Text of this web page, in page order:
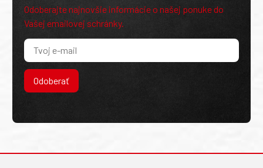
Odoberajte najnovšie informácie o našej ponuke do
Vašej emailovej schránky.
Odoberať